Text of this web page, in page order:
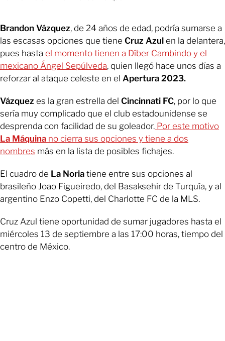
Brandon Vázquez, de 24 años de edad, podría sumarse a
las escasas opciones que tiene Cruz Azul en la delantera,
pues hasta el momento tienen a Díber Cambindo y el
mexicano Ángel Sepúlveda, quien llegó hace unos días a
reforzar al ataque celeste en el Apertura 2023.
Vázquez es la gran estrella del Cincinnati FC, por lo que
sería muy complicado que el club estadounidense se
desprenda con facilidad de su goleador. Por este motivo
La Máquina no cierra sus opciones y tiene a dos
nombres más en la lista de posibles fichajes.
El cuadro de La Noria tiene entre sus opciones al
brasileño Joao Figueiredo, del Basaksehir de Turquía, y al
argentino Enzo Copetti, del Charlotte FC de la MLS.
Cruz Azul tiene oportunidad de sumar jugadores hasta el
miércoles 13 de septiembre a las 17:00 horas, tiempo del
centro de México.